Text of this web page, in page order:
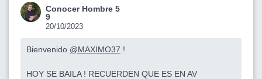
Conocer Hombre 5
9
20/10/2023
Bienvenido @MAXIMO37 !
HOY SE BAILA ! RECUERDEN QUE ES EN AV